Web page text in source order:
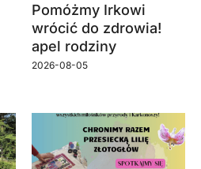
Pomóżmy Irkowi
wrócić do zdrowia!
apel rodziny
2026-08-05